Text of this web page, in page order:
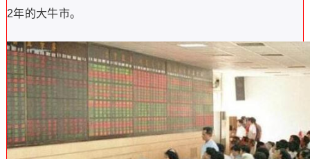
2年的大牛市。